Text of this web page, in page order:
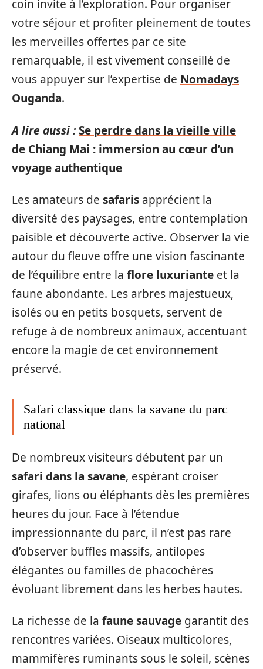
coin invite à l’exploration. Pour organiser
votre séjour et profiter pleinement de toutes
les merveilles offertes par ce site
remarquable, il est vivement conseillé de
vous appuyer sur l’expertise de Nomadays
Ouganda.
A lire aussi :Se perdre dans la vieille ville
de Chiang Mai : immersion au cœur d’un
voyage authentique
Les amateurs de safaris apprécient la
diversité des paysages, entre contemplation
paisible et découverte active. Observer la vie
autour du fleuve offre une vision fascinante
de l’équilibre entre la flore luxuriante et la
faune abondante. Les arbres majestueux,
isolés ou en petits bosquets, servent de
refuge à de nombreux animaux, accentuant
encore la magie de cet environnement
préservé.
Safari classique dans la savane du parc
national
De nombreux visiteurs débutent par un
safari dans la savane, espérant croiser
girafes, lions ou éléphants dès les premières
heures du jour. Face à l’étendue
impressionnante du parc, il n’est pas rare
d’observer buffles massifs, antilopes
élégantes ou familles de phacochères
évoluant librement dans les herbes hautes.
La richesse de la faune sauvage garantit des
rencontres variées. Oiseaux multicolores,
mammifères ruminants sous le soleil, scènes